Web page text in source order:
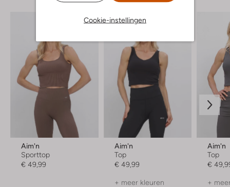
Cookie-instellingen
Aim'n
Sporttop
€ 49,99
Aim'n
Top
€ 49,99
+ meer kleuren
Aim'n
Top
€
+